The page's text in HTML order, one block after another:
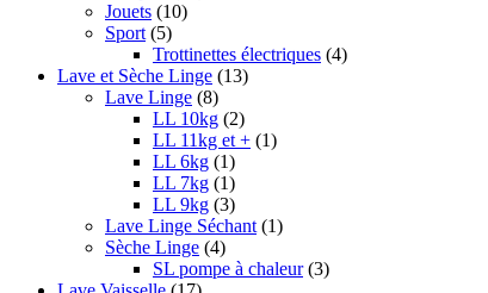
Jouets (10)
Sport (5)
Trottinettes électriques (4)
Lave et Sèche Linge (13)
Lave Linge (8)
LL 10kg (2)
LL 11kg et + (1)
LL 6kg (1)
LL 7kg (1)
LL 9kg (3)
Lave Linge Séchant (1)
Sèche Linge (4)
SL pompe à chaleur (3)